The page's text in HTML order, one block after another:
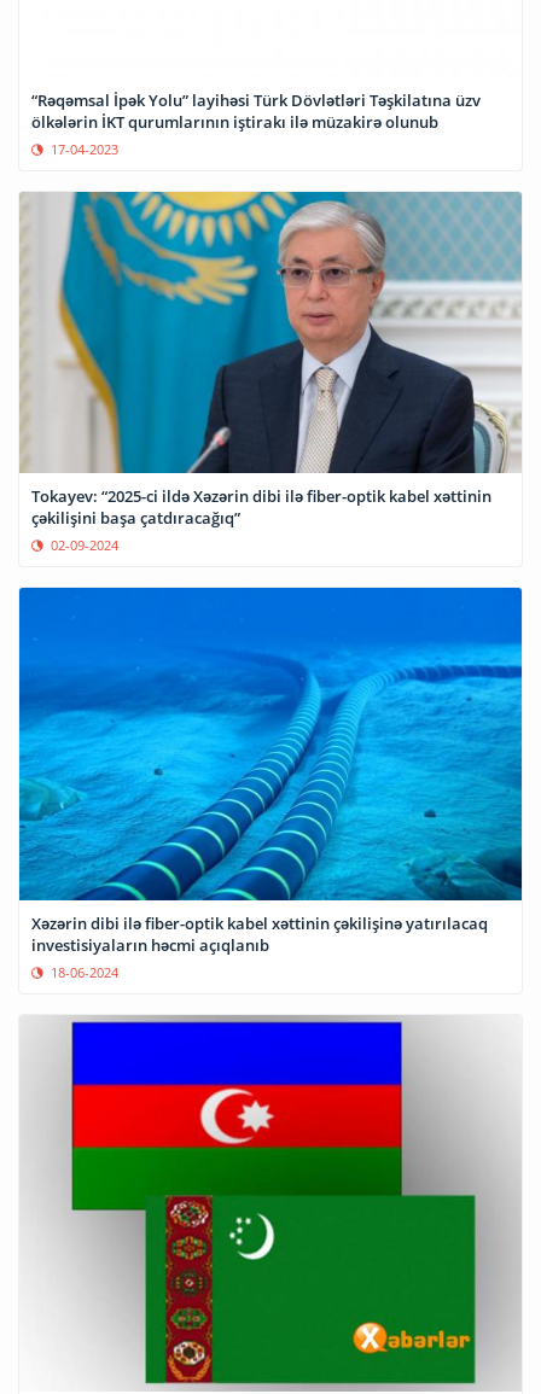
“Rəqəmsal İpək Yolu” layihəsi Türk Dövlətləri Təşkilatına üzv
ölkələrin İKT qurumlarının iştirakı ilə müzakirə olunub
17-04-2023
Tokayev: “2025-ci ildə Xəzərin dibi ilə fiber-optik kabel xəttinin
çəkilişini başa çatdıracağıq”
02-09-2024
Xəzərin dibi ilə fiber-optik kabel xəttinin çəkilişinə yatırılacaq
investisiyaların həcmi açıqlanıb
18-06-2024